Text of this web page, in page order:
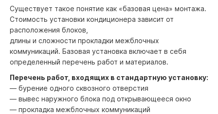
Существует такое понятие как «базовая цена» монтажа.
Стоимость установки кондиционера зависит от
расположения блоков,
длины и сложности прокладки межблочных
коммуникаций. Базовая установка включает в себя
определенный перечень работ и материалов.
Перечень работ, входящих в стандартную установку:
— бурение одного сквозного отверстия
— вывес наружного блока под открывающееся окно
— прокладка межблочных коммуникаций